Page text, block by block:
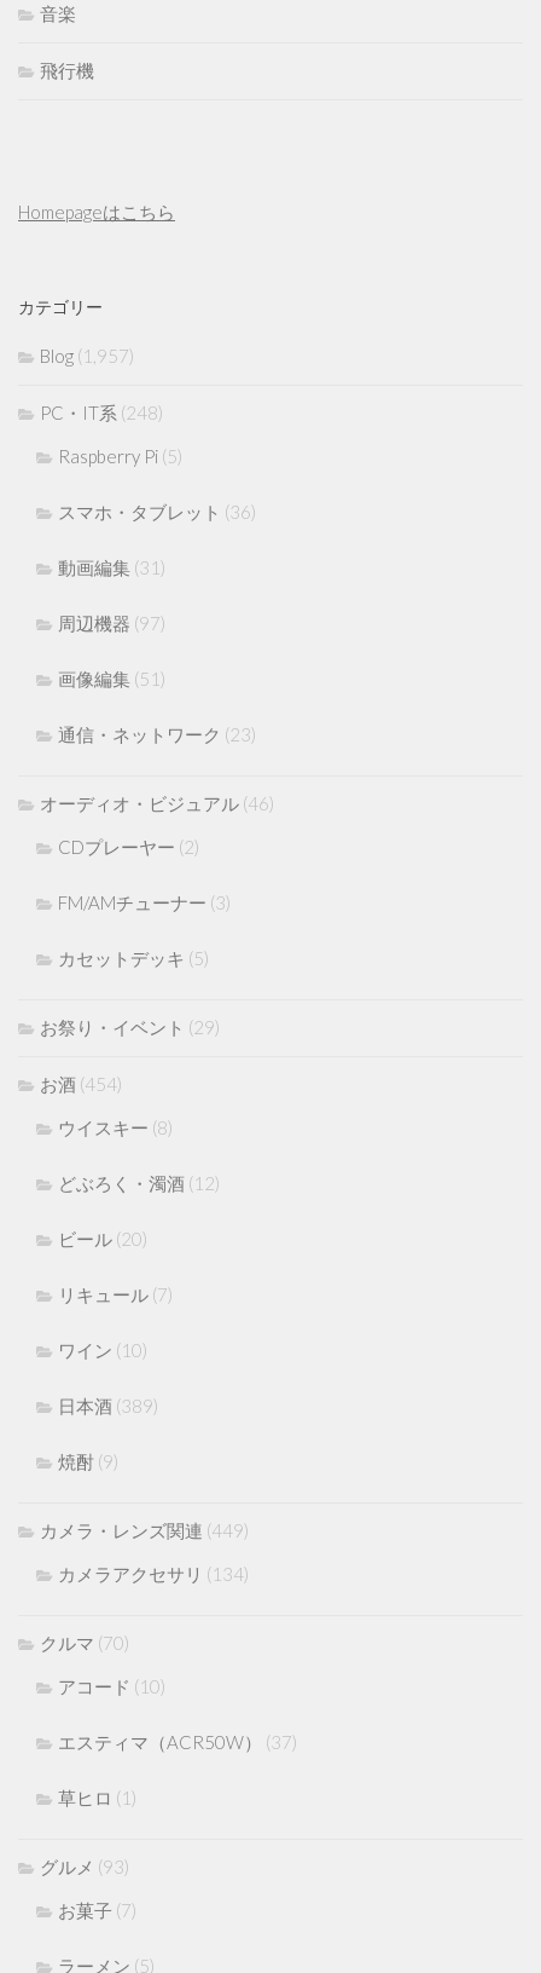
音楽
飛行機
Homepageはこちら
カテゴリー
Blog (1,957)
PC・IT系 (248)
Raspberry Pi (5)
スマホ・タブレット (36)
動画編集 (31)
周辺機器 (97)
画像編集 (51)
通信・ネットワーク (23)
オーディオ・ビジュアル (46)
CDプレーヤー (2)
FM/AMチューナー (3)
カセットデッキ (5)
お祭り・イベント (29)
お酒 (454)
ウイスキー (8)
どぶろく・濁酒 (12)
ビール (20)
リキュール (7)
ワイン (10)
日本酒 (389)
焼酎 (9)
カメラ・レンズ関連 (449)
カメラアクセサリ (134)
クルマ (70)
アコード (10)
エスティマ（ACR50W） (37)
草ヒロ (1)
グルメ (93)
お菓子 (7)
ラーメン (5)